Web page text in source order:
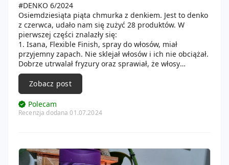
#DENKO 6/2024
Osiemdziesiąta piąta chmurka z denkiem. Jest to denko
z czerwca, udało nam się zużyć 28 produktów. W
pierwszej części znalazły się:
1. Isana, Flexible Finish, spray do włosów, miał
przyjemny zapach. Nie sklejał włosów i ich nie obciążał.
Dobrze utrwalał fryzury oraz sprawiał, że włosy
wyglądały naturalnie.
2. Paco Rabanne, Fame, Woda perfumowana, jej zapach
ten idealnie sprawdzał się na każdą porę dnia oraz
roku. Zapach był z kategorii szyprowo-kwiatowej z
elementami owocowymi. Był on trwały na skórze,
miękka, gładka oraz dobrze nawilżona.
4. Zielone laboratorium, Krem do mycia ujędrniająco-
Zobacz post
Polecam
Recenzja dodana 01.07.2024